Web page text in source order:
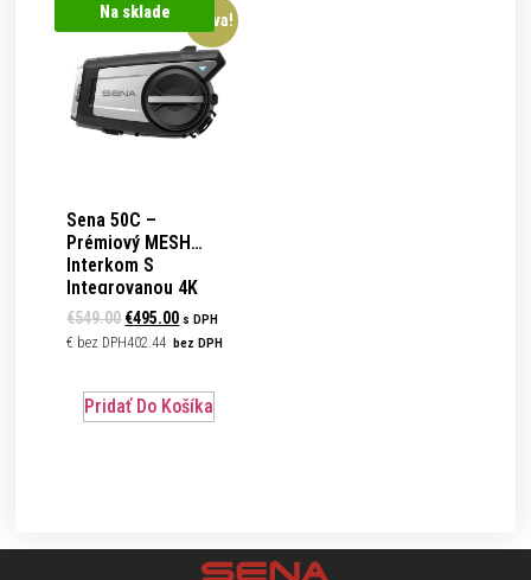
Zľava!
Na sklade
Sena50C –
Prémiový MESH
Interkom S
Integrovanou 4K
ULTRA HD Kamerou
€549.00 €495.00 s DPH
€ 402.44 bez DPH
Pridať Do Košíka